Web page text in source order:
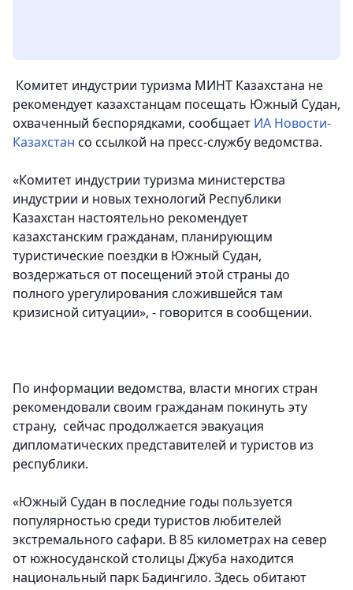
Комитет индустрии туризма МИНТ Казахстана не
рекомендует казахстанцам посещать Южный Судан,
охваченный беспорядками, сообщает ИА Новости-
Казахстан со ссылкой на пресс-службу ведомства.
«Комитет индустрии туризма министерства
индустрии и новых технологий Республики
Казахстан настоятельно рекомендует
казахстанским гражданам, планирующим
туристические поездки в Южный Судан,
воздержаться от посещений этой страны до
полного урегулирования сложившейся там
кризисной ситуации», - говорится в сообщении.
По информации ведомства, власти многих стран
рекомендовали своим гражданам покинуть эту
страну, сейчас продолжается эвакуация
дипломатических представителей и туристов из
республики.
«Южный Судан в последние годы пользуется
популярностью среди туристов любителей
экстремального сафари. В 85 километрах на север
от южносуданской столицы Джуба находится
национальный парк Бадингило. Здесь обитают